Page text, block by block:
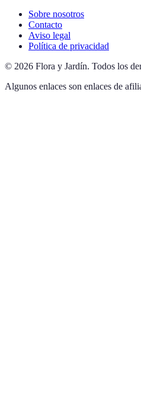
Sobre nosotros
Contacto
Aviso legal
Política de privacidad
© 2026 Flora y Jardín. Todos los
Algunos enlaces son enlaces de